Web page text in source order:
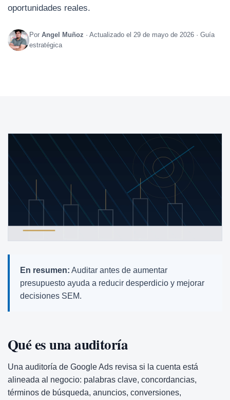
oportunidades reales.
Por Angel Muñoz · Actualizado el 29 de mayo de 2026 · Guía
estratégica
En resumen: Auditar antes de aumentar
presupuesto ayuda a reducir desperdicio y mejorar
decisiones SEM.
Qué es una auditoría
Una auditoría de Google Ads revisa si la cuenta está
alineada al negocio: palabras clave, concordancias,
términos de búsqueda, anuncios, conversiones,